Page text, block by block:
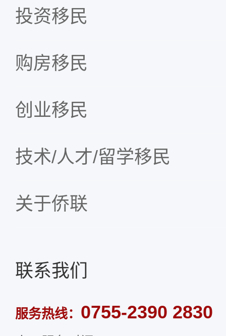
投资移民
购房移民
创业移民
技术/人才/留学移民
关于侨联
联系我们
服务热线： 0755-2390 2830